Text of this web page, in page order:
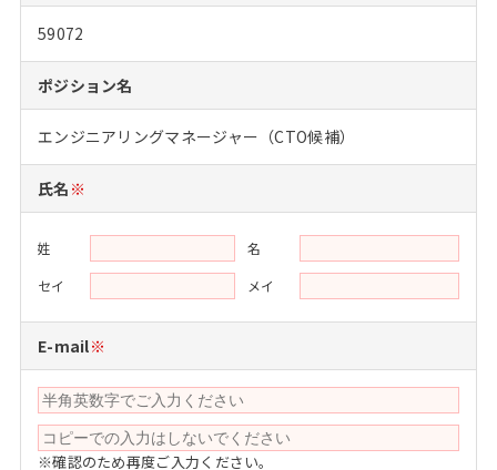
MBA留学生数の推移
インターン受入企業一覧
MBAを生かす求人特集
年齢と年収の相関図
外資系／面接攻略のコツ
キャリアに効く一冊
注目企業インタビュー
プロ経営者の特別セミナー
Career Talk Live
パブリシティ
ニュースリリース
59072
ポジション名
エンジニアリングマネージャー（CTO候補）
氏名 ※
姓
名
セイ
メイ
E-mail※
※確認のため再度ご入力ください。